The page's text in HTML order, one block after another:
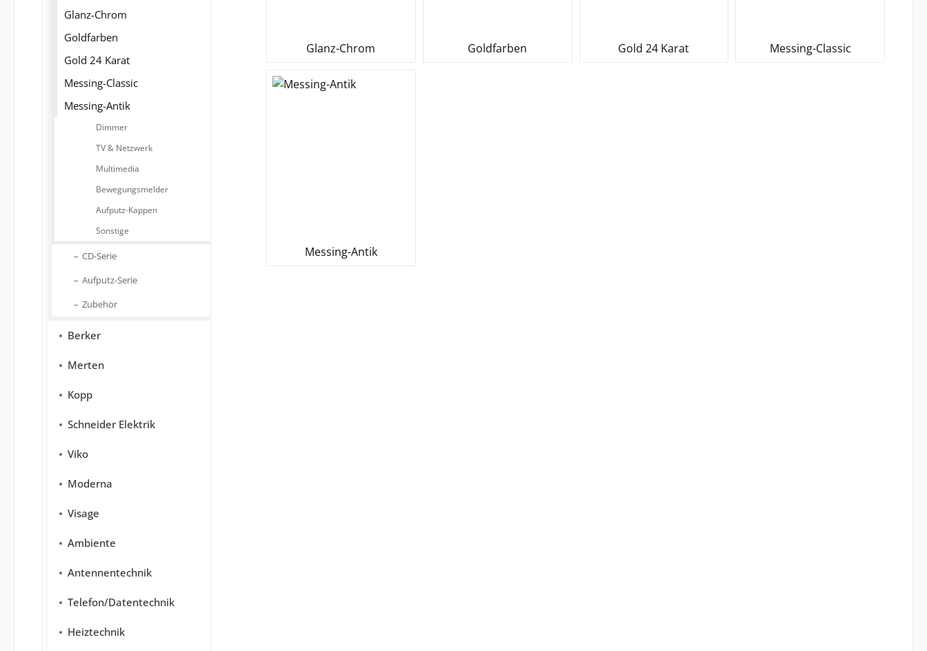
Glanz-Chrom
Goldfarben
Gold 24 Karat
Messing-Classic
Messing-Antik
Dimmer
TV & Netzwerk
Multimedia
Bewegungsmelder
Aufputz-Kappen
Sonstige
CD-Serie
Aufputz-Serie
Zubehör
Berker
Merten
Kopp
Schneider Elektrik
Viko
Moderna
Visage
Ambiente
Antennentechnik
Telefon/Datentechnik
Heiztechnik
Glanz-Chrom Goldfarben Gold 24 Karat Messing-Classic
Messing-Antik